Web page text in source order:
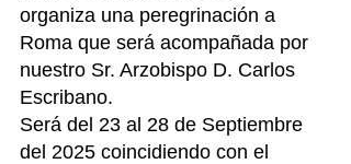
organiza una peregrinación a
Roma que será acompañada por
nuestro Sr. Arzobispo D. Carlos
Escribano.
Será del 23 al 28 de Septiembre
del 2025 coincidiendo con el